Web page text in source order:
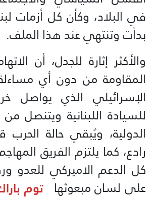
في البلاد، وكأن كل أزمات
بدأت وتنتهي عند هذا الملف.
والأكثر إثارة للجدل، أن
المقاومة من دون أي
الإسرائيلي الذي يواصل
للسيادة اللبنانية ويتنصل من
الدولية، ويُبقي حالة
رادع، كما يلتزم الفريق
كل الدعم الاميركي
على لسان مبعوثها توم